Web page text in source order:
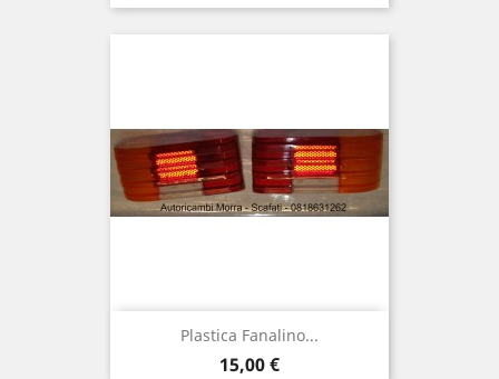
Plastica Fanalino...
Prix
15,00 €